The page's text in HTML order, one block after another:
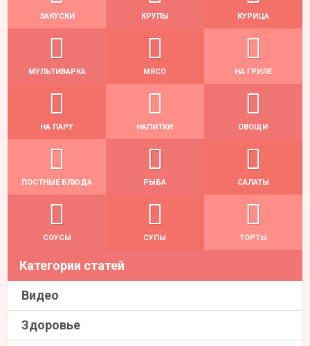
ЗАКУСКИ КРУПЫ КУРИЦА
МУЛЬТИВАРКА МЯСО НА ГРИЛЕ
НА ПАРУ НАПИТКИ ОВОЩИ
ПОСТНЫЕ БЛЮДА РЫБА САЛАТЫ
СОУСЫ СУПЫ ТОРТЫ
Категории статей
Видео
Здоровье